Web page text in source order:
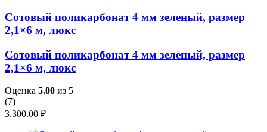
Сотовый поликарбонат 4 мм зеленый, размер
2,1×6 м, люкс
Сотовый поликарбонат 4 мм зеленый, размер
2,1×6 м, люкс
Оценка 5.00 из 5
(7)
3,300.00 ₽